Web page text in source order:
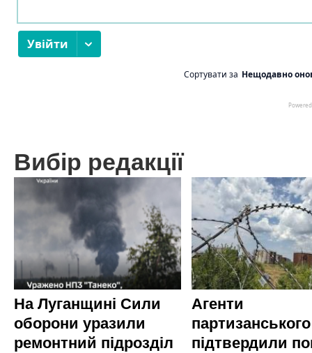
Вибір редакції
На Луганщині Сили
оборони уразили
ремонтний підрозділ
Агенти
підтвердили